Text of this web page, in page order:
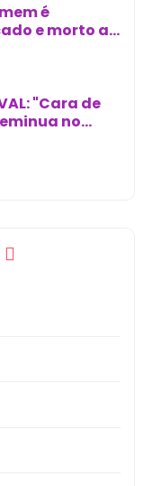
é
e morto a
joão lisboa
"Cara de
no